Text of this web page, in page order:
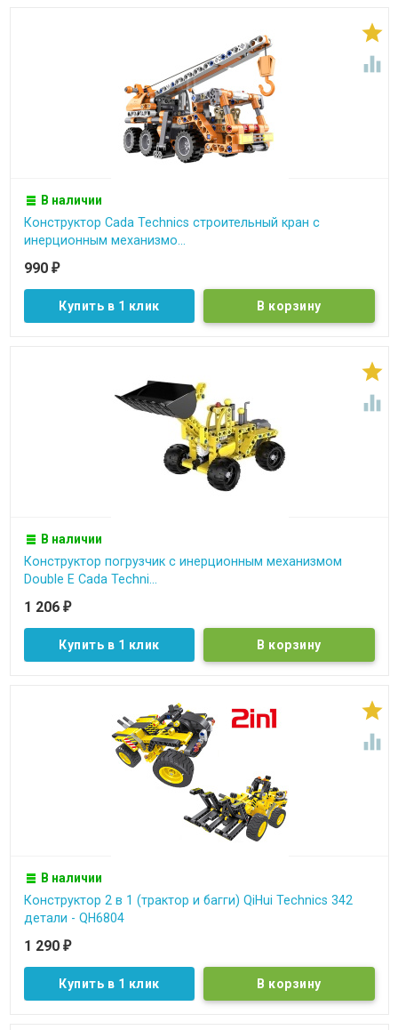


В наличии
Конструктор Cada Technics строительный кран c
инерционным механизмо...
990 ₽
Купить в 1 клик


В наличии
Конструктор погрузчик c инерционным механизмом
Double E Cada Techni...
1 206 ₽
Купить в 1 клик


В наличии
Конструктор 2 в 1 (трактор и багги) QiHui Technics 342
детали - QH6804
1 290 ₽
Купить в 1 клик